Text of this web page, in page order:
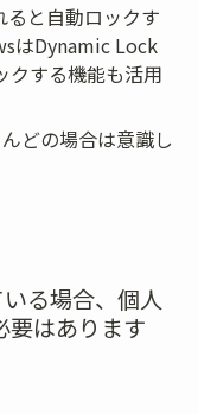
ると自動ロックす
はDynamic Lock
クする機能も活用
どの場合は意識し
る場合、個人
要はあります